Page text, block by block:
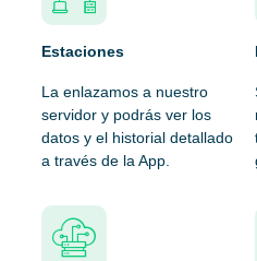
Estaciones
La enlazamos a nuestro
servidor y podrás ver los
datos y el historial detallado
a través de la App.